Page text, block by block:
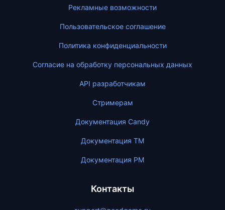
Рекламные возможности
Пользовательское соглашение
Политика конфиденциальности
Согласие на обработку персональных данных
API разработчикам
Стримерам
Документация Candy
Документация ТМ
Документация PM
Контакты